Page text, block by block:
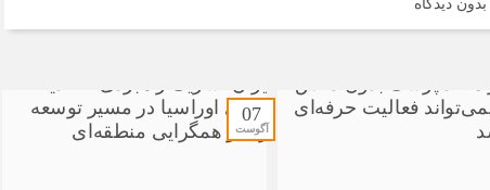
بدون دیدگاه
07
آگوست